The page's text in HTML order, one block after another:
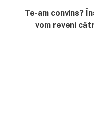
Te-am convins?
vom reveni